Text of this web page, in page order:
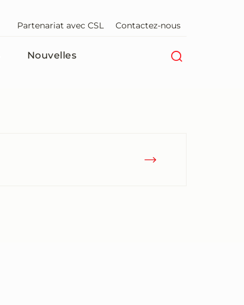
Partenariat avec CSL Contactez-nous
Nouvelles